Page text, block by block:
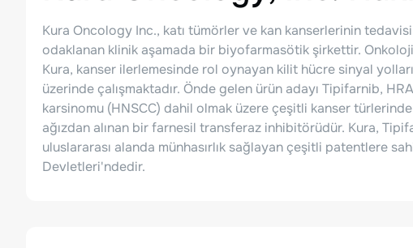
Kura Oncology Inc., katı tümörler ve kan kanserlerinin
odaklanan klinik aşamada bir biyofarmasötik şirkettir.
Kura, kanser ilerlemesinde rol oynayan kilit hücre sinyal
üzerinde çalışmaktadır. Önde gelen ürün adayı Tipifarnib,
karsinomu (HNSCC) dahil olmak üzere çeşitli kanser
ağızdan alınan bir farnesil transferaz inhibitörüdür. Kura,
uluslararası alanda münhasırlık sağlayan çeşitli patentlere
Devletleri'ndedir.